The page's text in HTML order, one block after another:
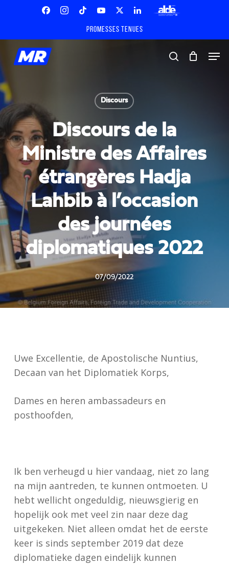
content
Twitter
Linkedin ALDE
Promesses tenues
search
Discours
Discours de la
Ministre des Affaires
étrangères Hadja
Lahbib à l’occasion
des journées
diplomatiques 2022
07/09/2022
Uwe Excellentie, de Apostolische Nuntius,
Decaan van het Diplomatiek Korps,
Dames en heren ambassadeurs en
posthoofden,
Ik ben verheugd u hier vandaag, niet zo lang
na mijn aantreden, te kunnen ontmoeten. U
hebt wellicht ongeduldig, nieuwsgierig en
hopelijk ook met veel zin naar deze dag
uitgekeken. Niet alleen omdat het de eerste
keer is sinds september 2019 dat deze
diplomatieke dagen eindelijk kunnen